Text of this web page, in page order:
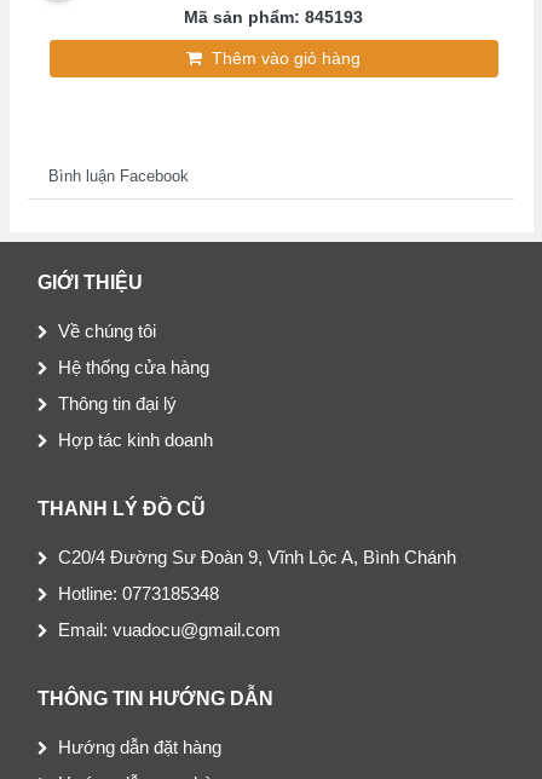
Mã sản phẩm: 845193
Thêm vào giỏ hàng
Bình luận Facebook
GIỚI THIỆU
Về chúng tôi
Hệ thống cửa hàng
Thông tin đại lý
Hợp tác kinh doanh
THANH LÝ ĐỒ CŨ
C20/4 Đường Sư Đoàn 9, Vĩnh Lộc A, Bình Chánh
Hotline: 0773185348
Email: vuadocu@gmail.com
THÔNG TIN HƯỚNG DẪN
Hướng dẫn đặt hàng